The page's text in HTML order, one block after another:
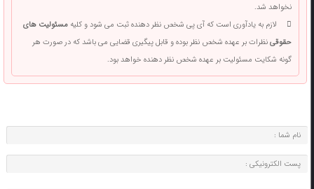
نخواهد شد.
لازم به یادآوری است که آی پی شخص نظر دهنده ثبت می شود و کلیهمسئولیت های
حقوقینظرات بر عهده شخص نظر بوده و قابل پیگیری قضایی می باشد که در صورت هر
گونه شکایت مسئولیت بر عهده شخص نظر دهنده خواهد بود.